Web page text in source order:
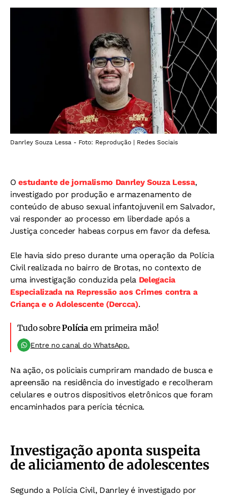
Danrley Souza Lessa - Foto: Reprodução | Redes Sociais
Oestudante de jornalismo Danrley Souza Lessa,
investigado por produção e armazenamento de
conteúdo de abuso sexual infantojuvenil em Salvador,
vai responder ao processo em liberdade após a
Justiça conceder habeas corpus em favor da defesa.
Ele havia sido preso durante uma operação da Polícia
Civil realizada no bairro de Brotas, no contexto de
uma investigação conduzida pela Delegacia
Especializada na Repressão aos Crimes contra a
Criança e o Adolescente (Dercca).
Tudo sobrePolícia em primeira mão!
Entre no canal do WhatsApp.
Na ação, os policiais cumpriram mandado de busca e
apreensão na residência do investigado e recolheram
celulares e outros dispositivos eletrônicos que foram
encaminhados para perícia técnica.
Investigação aponta suspeita
de aliciamento de adolescentes
Segundo a Polícia Civil, Danrley é investigado por